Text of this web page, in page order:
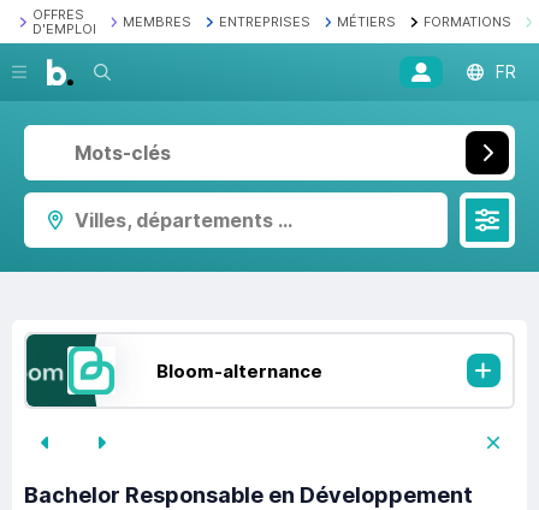
OFFRES
D'EMPLOI
MEMBRES ENTREPRISES MÉTIERS FORMATIONS
Recherche FR
Villes, départements ...
Bloom-alternance
Bachelor Responsable en Développement